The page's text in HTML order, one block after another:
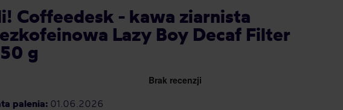
Coffeedesk - kawa ziarnista
Lazy Boy Decaf Filter
g
palenia: 01.06.2026